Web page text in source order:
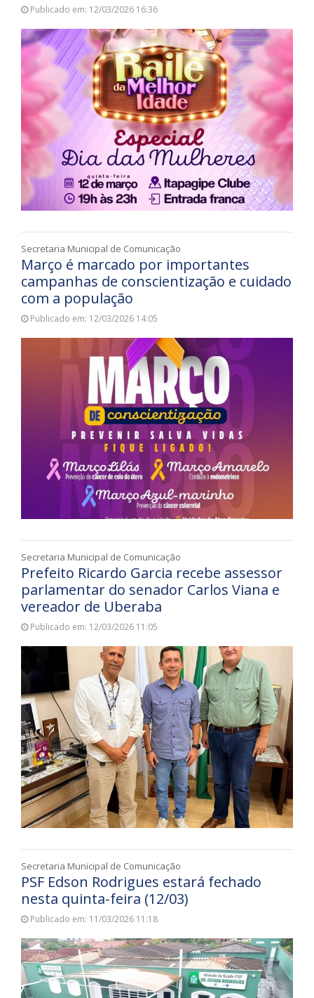
Publicado em: 12/03/2026 16:36
Secretaria Municipal de Comunicação
Março é marcado por importantes
campanhas de conscientização e cuidado
com a população
Publicado em: 12/03/2026 14:05
Secretaria Municipal de Comunicação
Prefeito Ricardo Garcia recebe assessor
parlamentar do senador Carlos Viana e
vereador de Uberaba
Publicado em: 12/03/2026 11:05
Secretaria Municipal de Comunicação
PSF Edson Rodrigues estará fechado
nesta quinta-feira (12/03)
Publicado em: 11/03/2026 11:18